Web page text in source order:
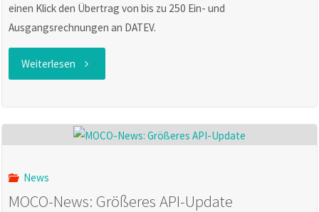
News:"
einen Klick den Übertrag von bis zu 250 Ein- und
Ausgangsrechnungen an DATEV.
Weiterlesen "MOCO-
Buchhaltungs-
News
MOCO-News: Größeres API-Update